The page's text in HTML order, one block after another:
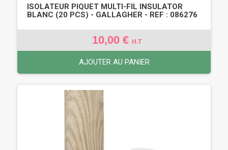
ISOLATEUR PIQUET MULTI-FIL INSULATOR
BLANC (20 PCS) - GALLAGHER - REF : 086276
10,00 € H.T
AJOUTER AU PANIER